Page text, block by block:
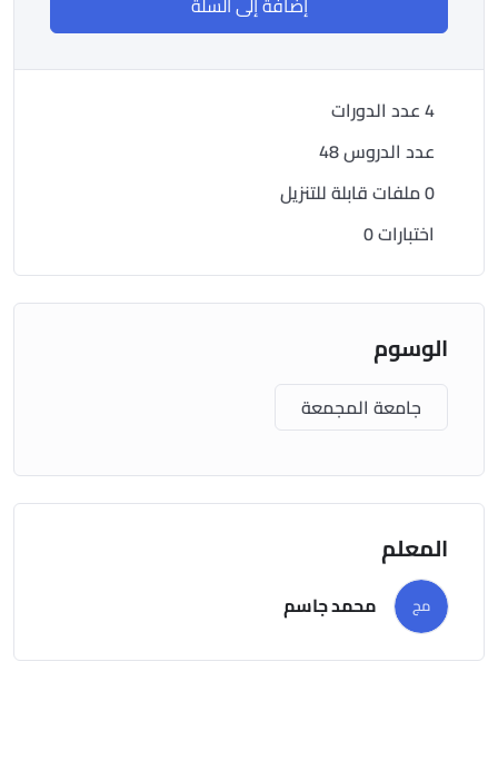
4 عدد الدورات
عدد الدروس 48
0 ملفات قابلة للتنزيل
اختبارات 0
الوسوم
جامعة المجمعة
المعلم
مج محمد جاسم